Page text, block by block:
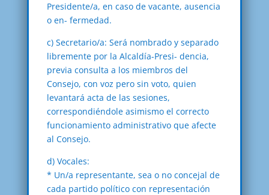
Presidente/a, en caso de vacante, ausencia
o en- fermedad.
c) Secretario/a: Será nombrado y separado
libremente por la Alcaldía-Presi- dencia,
previa consulta a los miembros del
Consejo, con voz pero sin voto, quien
levantará acta de las sesiones,
correspondiéndole asimismo el correcto
funcionamiento administrativo que afecte
al Consejo.
d) Vocales:
* Un/a representante, sea o no concejal de
cada partido político con representación